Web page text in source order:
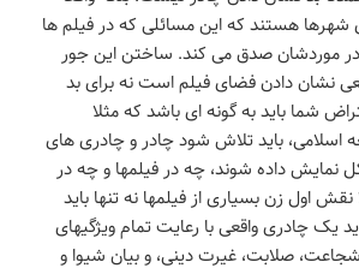
شهرها هستند که این مسائلی که در فیلم ها
موردشان صدق می کند. ساختن این جور
نشان دادن فضای فیلم است نه برای بد
شما باید به گونه ای باشد که مثلا
اسلامی، باید تلاش شود چادر و چادری های
نمایش داده شوند، چه در فیلمها و چه در
اول زن بسیاری از فیلمها نه تنها باید
یک چادری واقعی با رعایت تمام ویژگیهای
صلابت، غیرت دینی، و بیان شیوا و